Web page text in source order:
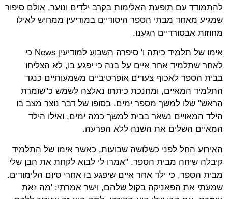
להתמודד עם תופעת האלימות בקרב ילדים ונוער, אולם סיפור
שמגיע מאחד מבתי הספר היסודיים במודיעין ממחיש לאילו
מחוזות אבסורדיים הגענו.
אימו של תלמיד כיתה ו' סיפרה השבוע למודיעין News כי
לאחר שתלמיד אחר איים על בנה כי יפגע בו, לא הצליחו
בבית הספר לאכוף צעדים אופרטיביים משמעותיים כנגד
התלמיד המאיים, ומחנכת כיתתו נאלצה לשמש כ"שומרת
הראש" שלו למשך מספר ימים. בסופו של דבר נוצר מצב בו
הילד המאויים נשאר בבית למשך כמה ימים, ואילו הילד
המאיים השלים את השנה ללא הפרעה.
האירוע החל לפני כשלושה שבועות, כאשר אימו של התלמיד
קיבלה שיחה מבית הספר. "אמרו לי לבוא לקחת את הבן שלי
מבית הספר, כי ילד אחר איים שיפגע בו אחרי סיום הלימודים.
שמעתי את הפאניקה בקול שלהם, וישר אמרתי: 'מה זאת